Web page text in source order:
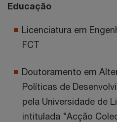
Educação
Licenciatura em
FCT
Doutoramento em
Políticas de
pela Universidade de
intitulada "Acção